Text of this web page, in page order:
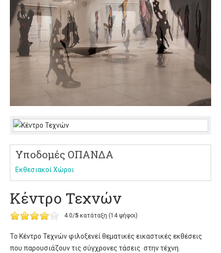
Υποδομές ΟΠΑΝΔΑ
Εκθεσιακοί Χώροι
Κέντρο Τεχνών
4.0/5 κατάταξη (14 ψήφοι)
Το Κέντρο Τεχνών φιλοξενεί θεματικές εικαστικές εκθέσεις
που παρουσιάζουν τις σύγχρονες τάσεις στην τέχνη.